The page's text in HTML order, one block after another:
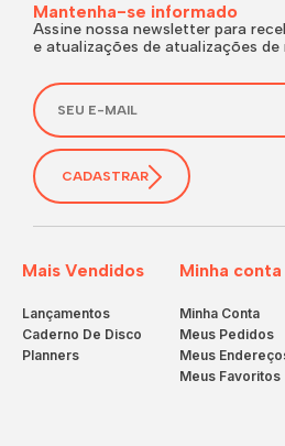
Mais Vendidos
Lançamentos
Caderno De Disco
Planners
Minha conta
Minha Conta
Meus Pedidos
Meus
Meus Favoritos
Mantenha-se informado
Assine nossa newsletter para
e atualizações de atualizações
CADASTRAR